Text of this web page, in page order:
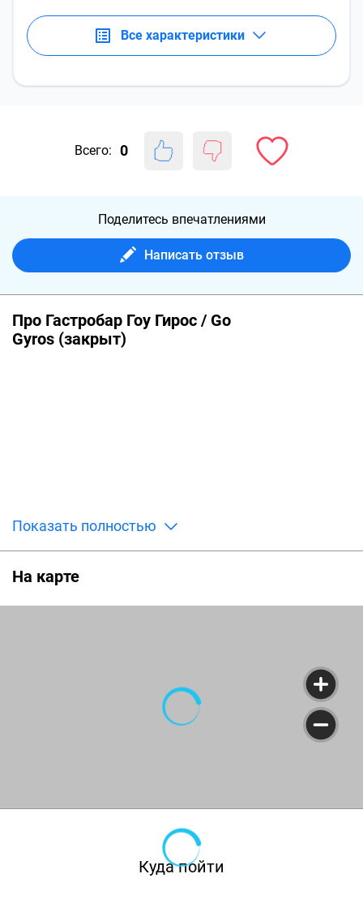
Все характеристики
Всего: 0
Поделитесь впечатлениями
Написать отзыв
Про Гастробар Гоу Гирос / Go
Gyros (закрыт)
Показать полностью
На карте
Куда пойти